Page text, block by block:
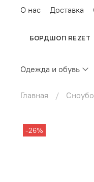
О нас Доставка
БОРДШОП REZET
Одежда и обувь
Главная
-26%